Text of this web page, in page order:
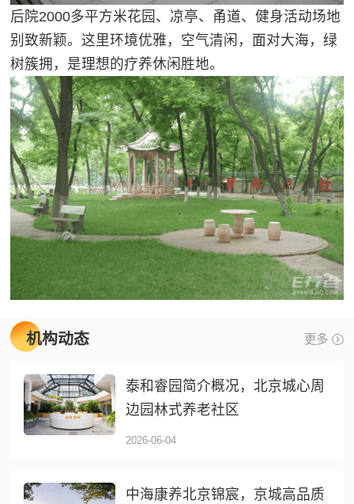
后院2000多平方米花园、凉亭、甬道、健身活动场地
别致新颖。这里环境优雅，空气清闲，面对大海，绿
树簇拥，是理想的疗养休闲胜地。
机构动态 更多
泰和睿园简介概况，北京城心周
边园林式养老社区
2026-06-04
中海康养北京锦宸，京城高品质